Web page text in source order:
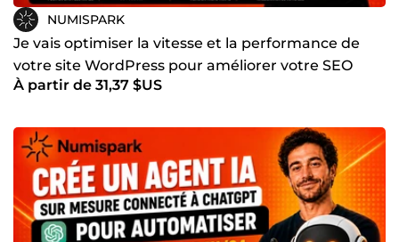
Nous définissons l’architecture, le parcours utilisateur et
les fonctionnalités clés.
Développement
Nous développons une solution robuste, rapide et
Livraison et optimisation
Tests, déploiement, corrections et amélioration continue.
À qui s’adresse notre agence ?
Nous accompagnons :
NUMISPARK
Je vais optimiser la vitesse et la performance de
votre site WordPress pour améliorer votre SEO
À partir de 31,37 $US